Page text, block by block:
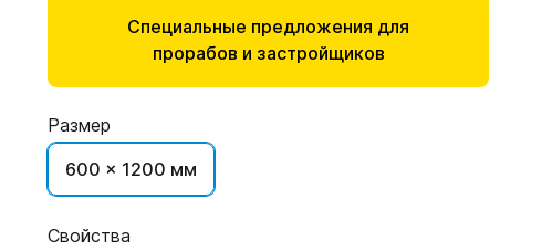
Специальные предложения для
прорабов и застройщиков
Размер
600 x 1200 мм
Свойства